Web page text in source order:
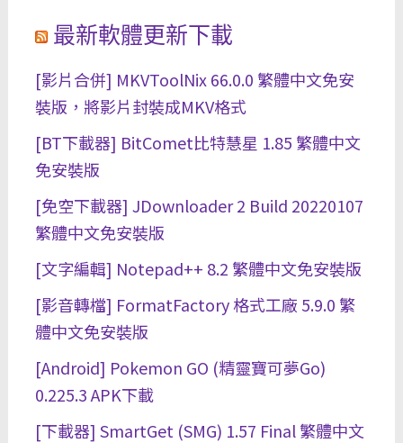
最新軟體更新下載
[影片合併] MKVToolNix 66.0.0 繁體中文免安
裝版，將影片封裝成MKV格式
[BT下載器] BitComet比特慧星 1.85 繁體中文
免安裝版
[免空下載器] JDownloader 2 Build 20220107
繁體中文免安裝版
[文字編輯] Notepad++ 8.2 繁體中文免安裝版
[影音轉檔] FormatFactory 格式工廠 5.9.0 繁
體中文免安裝版
[Android] Pokemon GO (精靈寶可夢Go)
0.225.3 APK下載
[下載器] SmartGet (SMG) 1.57 Final 繁體中文